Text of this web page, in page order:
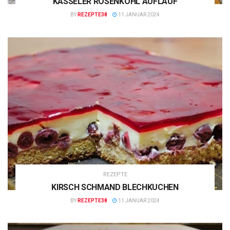
BY REZEPTE38 11 JANUAR 2024
REZEPTE
KIRSCH SCHMAND BLECHKUCHEN
BY REZEPTE38 11 JANUAR 2024